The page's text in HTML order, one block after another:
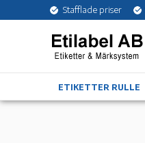
Stafflade priser
ETIKETTER RULLE